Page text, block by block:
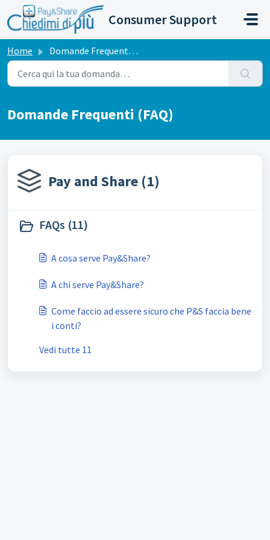
Salta al contenuto principale
Consumer Support
Home Domande Frequenti (FAQ)
Domande Frequenti (FAQ)
Pay and Share (1)
FAQs (11)
A cosa serve Pay&Share?
A chi serve Pay&Share?
Come faccio ad essere sicuro che P&S faccia bene
i conti?
Vedi tutte 11